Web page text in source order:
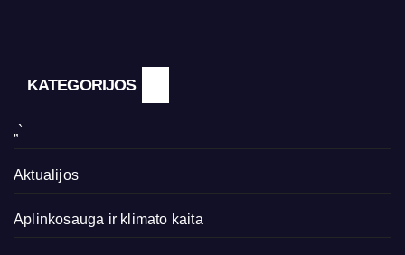
KATEGORIJOS
„`
Aktualijos
Aplinkosauga ir klimato kaita